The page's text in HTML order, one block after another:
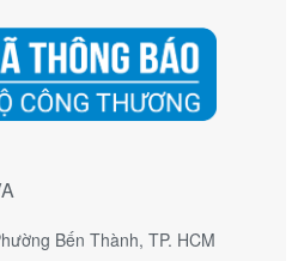
Bến Thành, TP. HCM